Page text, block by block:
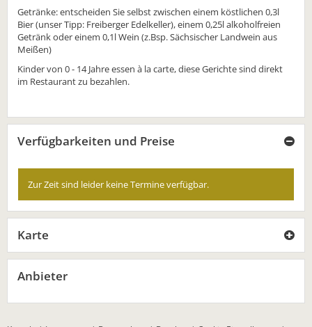
Getränke: entscheiden Sie selbst zwischen einem köstlichen 0,3l
Bier (unser Tipp: Freiberger Edelkeller), einem 0,25l alkoholfreien
Getränk oder einem 0,1l Wein (z.Bsp. Sächsischer Landwein aus
Meißen)
Kinder von 0 - 14 Jahre essen à la carte, diese Gerichte sind direkt
im Restaurant zu bezahlen.
Verfügbarkeiten und Preise
Zur Zeit sind leider keine Termine verfügbar.
Karte
Anbieter